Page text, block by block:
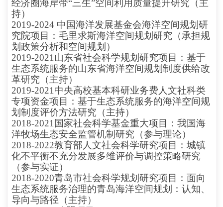
经济圈海岸带“三生”空间利用质量提升研究（主
持）
2019-2024 中国海洋发展基金会海洋空间规划研
究院项目：毛里求斯海洋空间规划研究（承担规
划政策分析和空间规划）
2019-2021山东省社会科学规划研究项目：基于
生态系统服务的山东省海洋空间规划制度供给改
革研究（主持）
2019-2021中央高校基本科研业务费人文社科类
专项资金项目：基于生态系统服务的海洋空间规
划制度评价方法研究（主持）
2018-2021国家社会科学基金重大项目：我国海
洋牧场生态安全监管机制研究（参与理论）
2018-2022教育部人文社会科学研究项目：城镇
化不平衡不充分发展多维评价与调控策略研究
（参与实证）
2018-2020青岛市社会科学规划研究项目：面向
生态系统服务治理的青岛海洋空间规划：认知、
导向与路径（主持）